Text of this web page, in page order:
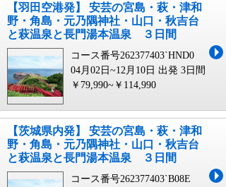
月 日～
月 日
料金が高い順
【羽田空港発】 安芸の宮島・萩・津和
野・角島・元乃隅神社・山口・秋吉台
と萩温泉と長門湯本温泉 ３日間
コース番号262377403`HND0
04月02日~12月10日 出発 3日間
￥79,990~￥114,990
【茨城県内発】 安芸の宮島・萩・津和
野・角島・元乃隅神社・山口・秋吉台
と萩温泉と長門湯本温泉 ３日間
コース番号262377403`B08E